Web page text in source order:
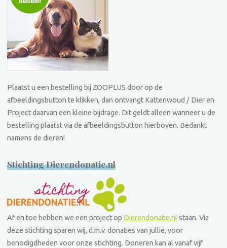
Plaatst u een bestelling bij ZOOPLUS door op de
afbeeldingsbutton te klikken, dan ontvangt Kattenwoud / Dier en
Project daarvan een kleine bijdrage. Dit geldt alleen wanneer u de
bestelling plaatst via de afbeeldingsbutton hierboven. Bedankt
namens de dieren!
Stichting Dierendonatie.nl
Af en toe hebben we een project op Dierendonatie.nlstaan. Via
deze stichting sparen wij, d.m.v. donaties van jullie, voor
benodigdheden voor onze stichting. Doneren kan al vanaf vijf